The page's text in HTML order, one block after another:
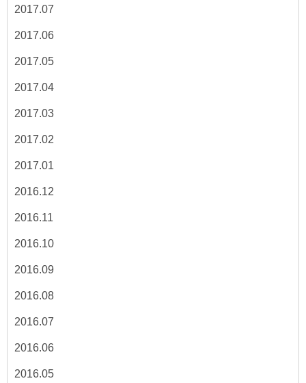
2017.07
2017.06
2017.05
2017.04
2017.03
2017.02
2017.01
2016.12
2016.11
2016.10
2016.09
2016.08
2016.07
2016.06
2016.05